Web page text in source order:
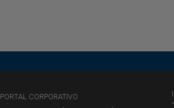
PORTAL CORPORATIVO